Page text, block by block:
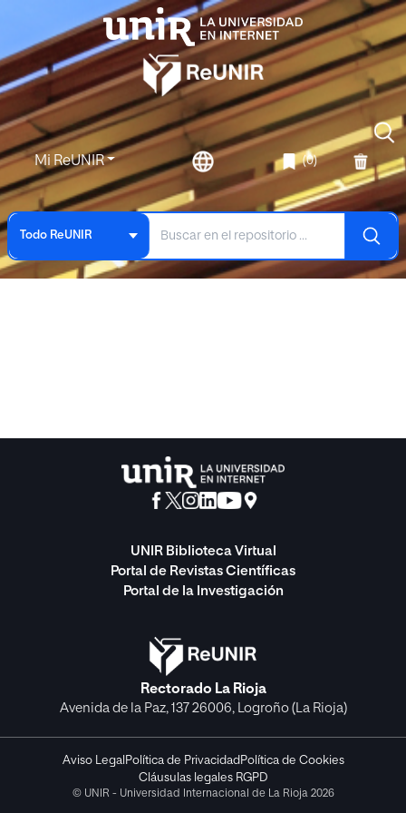
Mi ReUNIR (0)
Todo ReUNIR
UNIR Biblioteca Virtual
Portal de Revistas Científicas
Portal de la Investigación
Rectorado La Rioja
Avenida de la Paz, 137 26006, Logroño (La Rioja)
Aviso Legal Política de Privacidad Política de Cookies
Cláusulas legales RGPD
© UNIR - Universidad Internacional de La Rioja 2026